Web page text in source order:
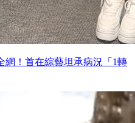
網！首在綜藝坦承病況「1轉